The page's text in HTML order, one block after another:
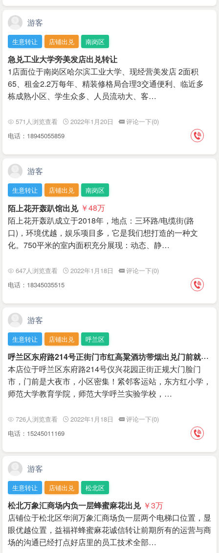
游客
生意转让 店铺出兑 南岗区
急兑工业大学旁美发店出兑转让
1店面位于南岗区哈尔滨工业大学、现经营美发店 2面积
65、租金2.2万每年、精装修格局合理3交通便利、临近多
栋成熟小区、学生众多、人员流动大、客…
571人浏览查看 2022年1月20日
评论一下(0)
电话：18945055859
游客
生意转让 店铺出兑 南岗区
陌上花开轰趴馆出兑 ￥48万
陌上花开轰趴成立于2018年，地点：三环路/电缆街(路
口)，环境优越，娱乐项目多‌‌，它是我们想打造的一种文
化。750平米的室内面积充分展现：动态、静…
647人浏览查看 2022年1月18日
评论一下(0)
电话：18345035515
游客
生意转让 店铺出兑 呼兰区
呼
兰区东府路214号正街门市红高粱酒坊带烟出兑门前就是夜市
本店位于呼兰区东府路214号仪兴花园正街正规大门脸门
市，门前是大夜市，小区密集！紧邻客运站，东方红小学，
师范大学教育学院，师范大学呼兰实验学校，…
726人浏览查看 2022年1月18日
评论一下(0)
电话：15245011169
游客
生意转让 店铺出兑 松北区
松北万象汇商场内负一层蜂蜜麻花出兑 ￥3万
店铺位于松北区华润万象汇商场负一层两个电梯口位置，显
眼优越位置，益福祥蜂蜜麻花诚信转让前期所有的运营与商
场的沟通已经打点好店里的员工技术全部…